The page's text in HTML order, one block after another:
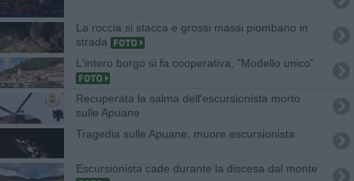
La roccia si stacca e grossi massi piombano in
strada
L'intero borgo si fa cooperativa, "Modello unico"
Recuperata la salma dell'escursionista morto
sulle Apuane
Tragedia sulle Apuane, muore escursionista
Escursionista cade durante la discesa dal monte